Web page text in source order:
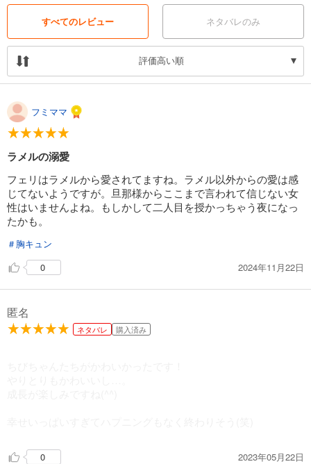
すべてのレビュー ネタバレのみ
評価高い順
フミママ
ラメルの溺愛
フェリはラメルから愛されてますね。ラメル以外からの愛は感
じてないようですが。旦那様からここまで言われて信じない女
性はいませんよね。もしかして二人目を授かっちゃう夜になっ
たかも。
＃胸キュン
0
2024年11月22日
匿名
ネタバレ 購入済み
0 2023年05月22日